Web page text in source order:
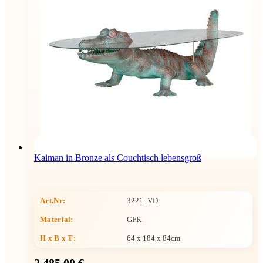
Kaiman in Bronze als Couchtisch lebensgroß
Art.Nr: 3221_VD
Material: GFK
H x B x T: 64 x 184 x 84cm